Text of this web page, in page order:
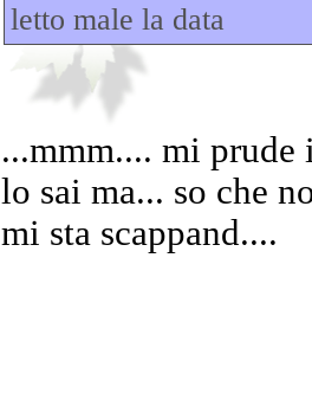
letto male la data
...mmm.... mi prude
lo sai ma... so che
mi sta scappand....